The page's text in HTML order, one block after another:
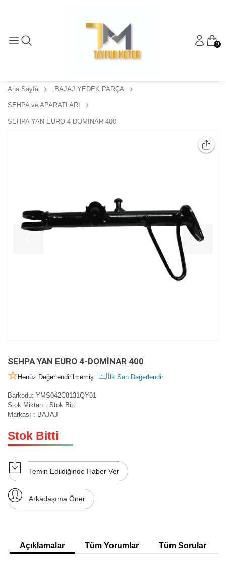
0
Ana Sayfa BAJAJ YEDEK PARÇA
SEHPA ve APARATLARI
SEHPA YAN EURO 4-DOMİNAR 400
SEHPA YAN EURO 4-DOMİNAR 400
Henüz Değerlendirilmemiş İlk Sen Değerlendir
Barkodu: YMS042C8131QY01
Stok Miktarı : Stok Bitti
Markası : BAJAJ
Stok Bitti
Temin Edildiğinde Haber Ver
Arkadaşıma Öner
Açıklamalar Tüm Yorumlar Tüm Sorular